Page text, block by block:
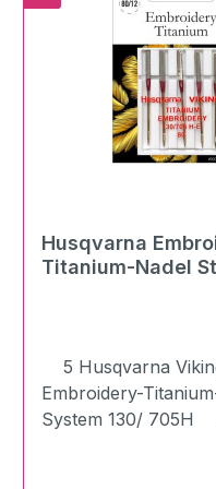
Fehlstiche können
resultieren. Die
der 90er Stärke
für leicht dickeres
Diese
alle
geeignet
Husqvarna
Titanium-Nadel
5 Husqvarna
Embroidery-
System 130/ 705H